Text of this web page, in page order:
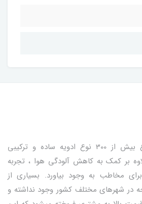
فروشگاه مهاراجه با تنوع بیش از 300 نوع ادویه ساده و ترکیبی
بر کمک به کاهش آلودگی هوا ، تجربه
مخاطب به وجود بیاورد. بسیاری از
در شهرهای مختلف کشور وجود نداشته و